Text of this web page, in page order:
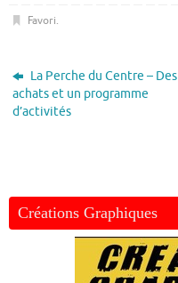
Favori.
La Perche du Centre – Des
achats et un programme
d’activités
Créations Graphiques